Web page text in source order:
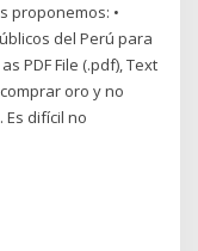
proponemos: •
del Perú para
PDF File (.pdf), Text
oro y no
Es difícil no